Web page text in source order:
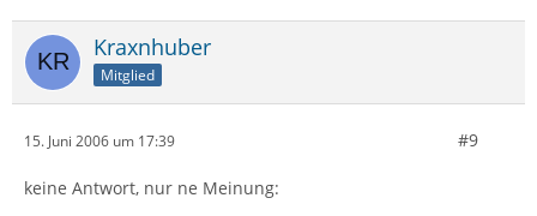
Kraxnhuber
Mitglied
15. Juni 2006 um 17:39 #9
keine Antwort, nur ne Meinung: